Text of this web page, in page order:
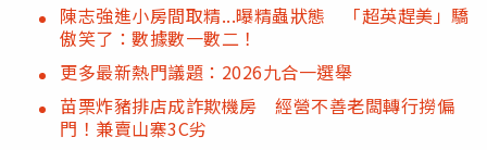
陳志強進小房間取精...曝精蟲狀態 「超英趕美」驕
傲笑了：數據數一數二！
更多最新熱門議題：2026九合一選舉
苗栗炸豬排店成詐欺機房 經營不善老闆轉行撈偏
門！兼賣山寨3C劣